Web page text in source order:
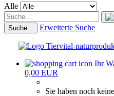
Alle
Suche... Erweiterte Suche
Ihr
0,00 EUR
Sie haben noch